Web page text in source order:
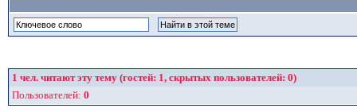
1 чел. читают эту тему (гостей: 1, скрытых пользователей: 0)
Пользователей: 0